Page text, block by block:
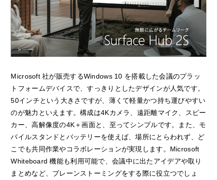
Microsoft 社が販売するWindows 10 を搭載した会議のプラッ
トフォームデバイスで、すっきりとしたデザインが人気です。
50インチという大きさですが、薄くて軽量かつ持ち運びやすい
のが魅力といえます。構成は4Kカメラ、遠距離マイク、スピー
カー、高解像度の4K＋画面と、至ってシンプルです。また、モ
バイルスタンドとバッテリーを使えば、場所にとらわれず、ど
こでも共同作業やコラボレーションが実現します。Microsoft
Whiteboard 機能も利用可能で、会議中に出たアイデアや取り
まとめなど、ブレーンストーミングをする際に役立つでしょ